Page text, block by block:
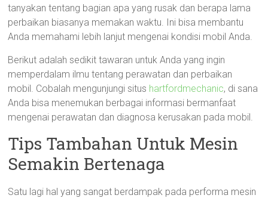
tanyakan tentang bagian apa yang rusak dan berapa lama
perbaikan biasanya memakan waktu. Ini bisa membantu
Anda memahami lebih lanjut mengenai kondisi mobil Anda.
Berikut adalah sedikit tawaran untuk Anda yang ingin
memperdalam ilmu tentang perawatan dan perbaikan
mobil. Cobalah mengunjungi situs hartfordmechanic, di sana
Anda bisa menemukan berbagai informasi bermanfaat
mengenai perawatan dan diagnosa kerusakan pada mobil.
Tips Tambahan Untuk Mesin
Semakin Bertenaga
Satu lagi hal yang sangat berdampak pada performa mesin